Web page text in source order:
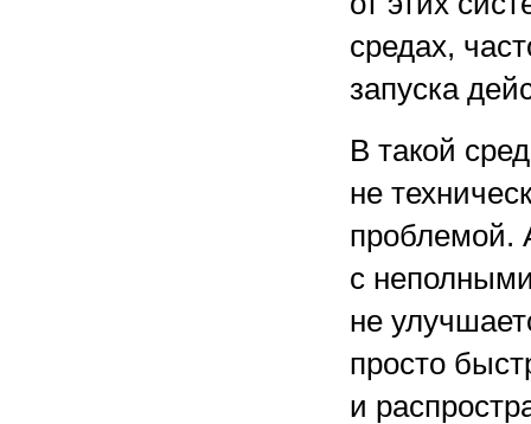
средах,
запуска
В такой
не
проблемой.
с
не
просто
и